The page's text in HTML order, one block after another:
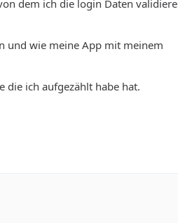
dem ich die login Daten
und wie meine App mit meinem
die ich aufgezählt habe hat.